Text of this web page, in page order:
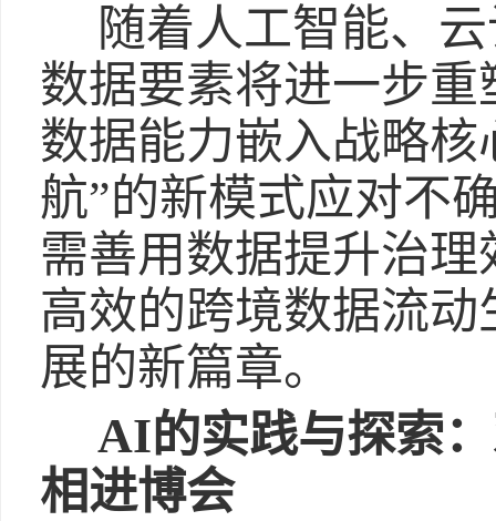
随着人工智能、
数据要素将进一步
数据能力嵌入战略
航”的新模式应对不
需善用数据提升治
高效的跨境数据流
展的新篇章。
AI的实践与探索
相进博会